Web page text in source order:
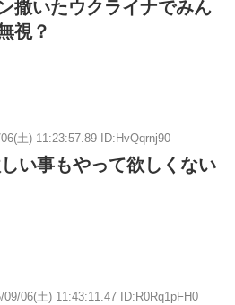
撒いたウクライナでみん
視？
土) 11:23:57.89 ID:HvQqrnj90
い事もやって欲しくない
09/06(土) 11:43:11.47 ID:R0Rq1pFH0